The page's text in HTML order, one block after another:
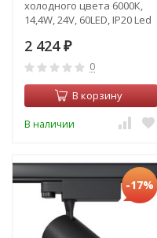
холодного цвета 6000К,
14,4W, 24V, 60LED, IP20 Led
2 424 ₽
0
В корзину
В наличии
-17%